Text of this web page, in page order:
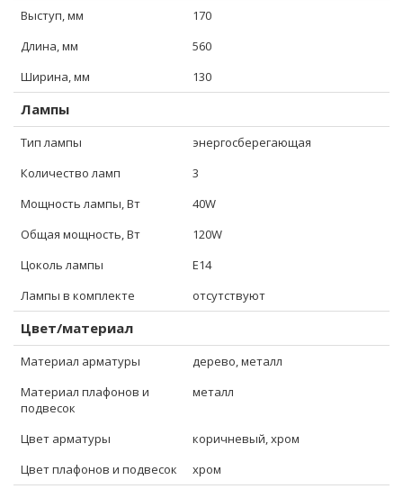
Выступ, мм
170
Длина, мм
560
Ширина, мм
130
Лампы
Тип лампы
энергосберегающая
Количество ламп
3
Мощность лампы, Вт
40W
Общая мощность, Вт
120W
Цоколь лампы
E14
Лампы в комплекте
отсутствуют
Цвет/материал
Материал арматуры
дерево, металл
Материал плафонов и
подвесок
металл
Цвет арматуры
коричневый, хром
Цвет плафонов и подвесок
хром